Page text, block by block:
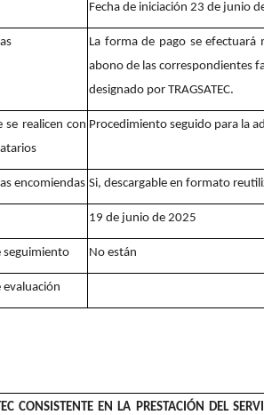
Fecha de iniciación 23 de junio
La forma de pago se efectuará
abono de las correspondientes
designado por TRAGSATEC.
se realicen con Procedimiento seguido para la
encomiendas Si, descargable en formato
19 de junio de 2025
seguimiento No están
CONSISTENTE EN LA PRESTACIÓN DEL